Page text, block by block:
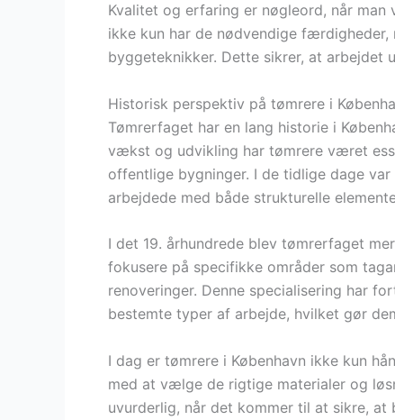
Kvalitet og erfaring er nøgleord, når
ikke kun har de nødvendige
byggeteknikker. Dette sikrer, at arbejdet
Historisk perspektiv på tømrere i
Tømrerfaget har en lang historie i
vækst og udvikling har tømrere været
offentlige bygninger. I de tidlige dage
arbejdede med både strukturelle
I det 19. århundrede blev tømrerfaget
fokusere på specifikke områder som
renoveringer. Denne specialisering har
bestemte typer af arbejde, hvilket gør
I dag er tømrere i København ikke kun
med at vælge de rigtige materialer og
uvurderlig, når det kommer til at sikre,